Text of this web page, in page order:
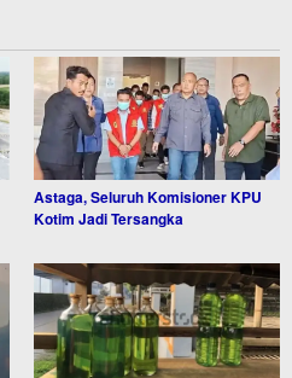
Astaga, Seluruh Komisioner KPU
Kotim Jadi Tersangka